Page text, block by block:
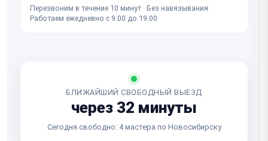
Перезвоним в течение 10 минут · Без навязывания ·
Работаем ежедневно с 9:00 до 19:00
БЛИЖАЙШИЙ СВОБОДНЫЙ ВЫЕЗД
через 32 минуты
Сегодня свободно: 4 мастера по Новосибирску